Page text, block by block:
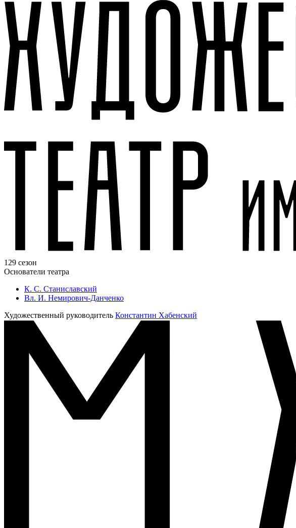
129 сезон
Основатели театра
К. С. Станиславский
Вл. И. Немирович-Данченко
Художественный руководитель Константин Хабенский